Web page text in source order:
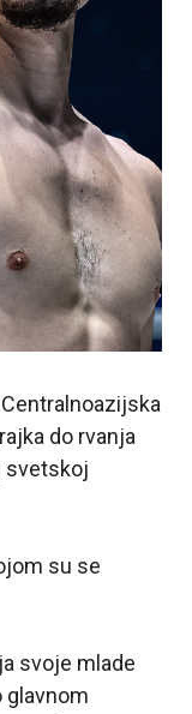
do rvanja
svetskoj
su se
svoje mlade
glavnom